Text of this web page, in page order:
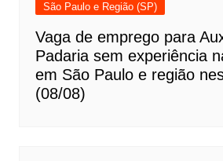
São Paulo e Região (SP)
Vaga de emprego para
Padaria sem experiência
em São Paulo e região
(08/08)